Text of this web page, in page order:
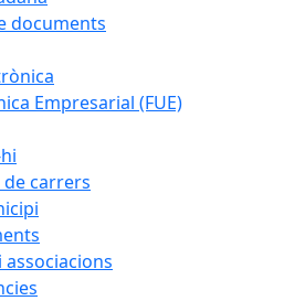
documents
Empresarial (FUE)
de carrers
associacions